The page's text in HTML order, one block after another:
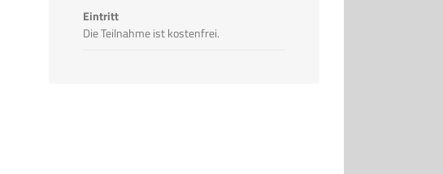
Eintritt
Die Teilnahme ist kostenfrei.